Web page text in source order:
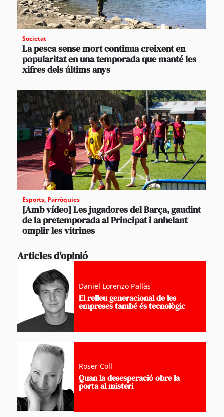
Societat
La pesca sense mort continua creixent en
popularitat en una temporada que manté les
xifres dels últims anys
Esports, Parròquies
[Amb vídeo] Les jugadores del Barça, gaudint
de la pretemporada al Principat i anhelant
omplir les vitrines
Articles d'opinió
Daniel Lorenzo Pallàs
El relleu generacional de les
empreses també és tecnològic
Roser Coll
Quan la desesperació obre la
porta al misteri